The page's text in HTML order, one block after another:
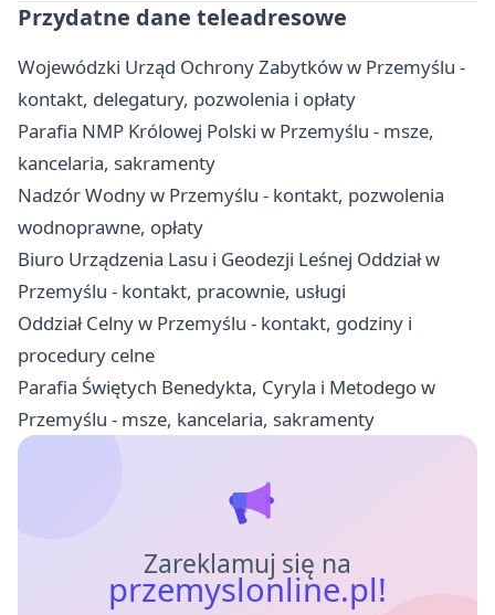
Przydatne dane teleadresowe
Wojewódzki Urząd Ochrony Zabytków w Przemyślu -
kontakt, delegatury, pozwolenia i opłaty
Parafia NMP Królowej Polski w Przemyślu - msze,
kancelaria, sakramenty
Nadzór Wodny w Przemyślu - kontakt, pozwolenia
wodnoprawne, opłaty
Biuro Urządzenia Lasu i Geodezji Leśnej Oddział w
Przemyślu - kontakt, pracownie, usługi
Oddział Celny w Przemyślu - kontakt, godziny i
procedury celne
Parafia Świętych Benedykta, Cyryla i Metodego w
Przemyślu - msze, kancelaria, sakramenty
Zareklamuj się na
przemyslonline.pl!